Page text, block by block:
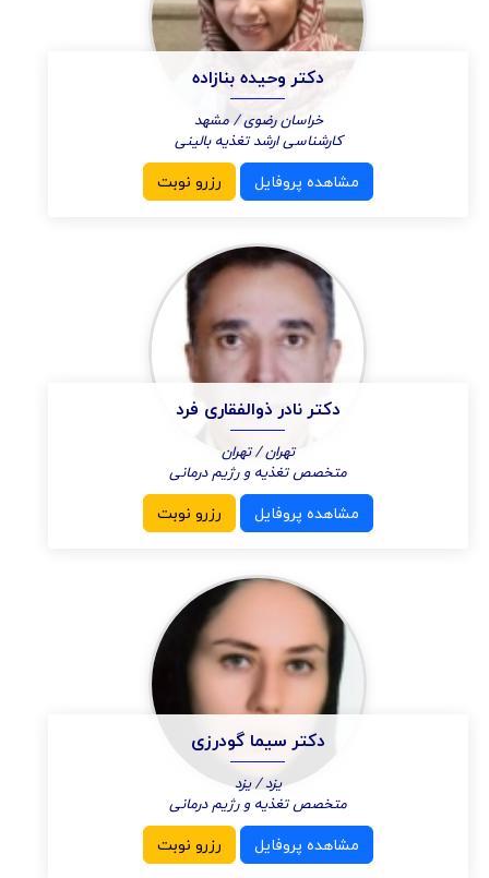
دکتر وحیده بنازاده
خراسان رضوی / مشهد
کارشناسی ارشد تغذیه بالینی
مشاهده پروفایل رزرو نوبت
دکتر نادر ذوالفقاری فرد
تهران / تهران
متخصص تغذیه و رژیم درمانی
مشاهده پروفایل رزرو نوبت
دکتر سیما گودرزی
یزد / یزد
متخصص تغذیه و رژیم درمانی
مشاهده پروفایل رزرو نوبت